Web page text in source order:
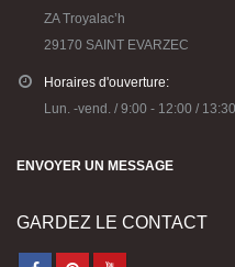
GARDEZ LE CONTACT